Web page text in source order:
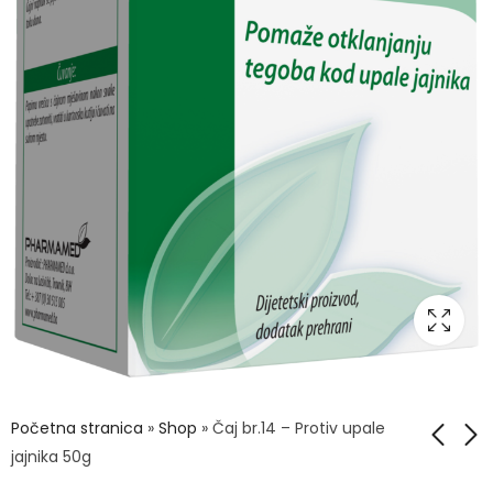
Početna stranica » Shop » Čaj br.14 – Protiv upale
jajnika 50g